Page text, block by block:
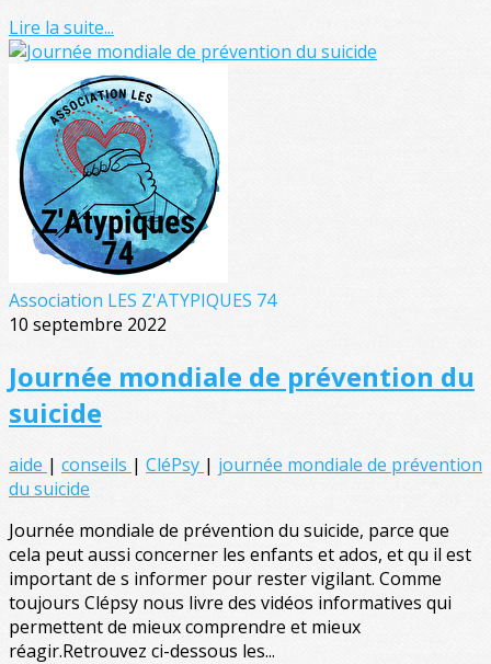
Lire la suite...
Association LES Z'ATYPIQUES 74
10 septembre 2022
Journée mondiale de prévention du
suicide
aide | conseils | CléPsy | journée mondiale de prévention
du suicide
Journée mondiale de prévention du suicide, parce que
cela peut aussi concerner les enfants et ados, et qu il est
important de s informer pour rester vigilant. Comme
toujours Clépsy nous livre des vidéos informatives qui
permettent de mieux comprendre et mieux
réagir.Retrouvez ci-dessous les...